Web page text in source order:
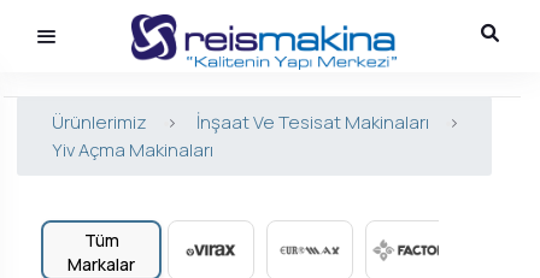
Ürünlerimiz > İnşaat Ve Tesisat Makinaları
>
Yiv Açma Makinaları
Tüm
Markalar